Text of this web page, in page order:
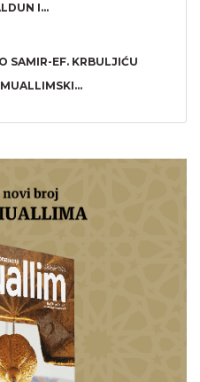
I...
SAMIR-EF. KRBULJIĆU